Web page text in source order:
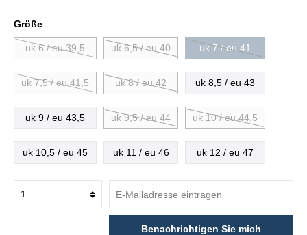
Größe
uk 6 / eu 39,5 uk 6,5 / eu 40 uk 7 / eu 41
uk 7,5 / eu 41,5 uk 8 / eu 42 uk 8,5 / eu 43
uk 9 / eu 43,5 uk 9,5 / eu 44 uk 10 / eu 44,5
uk 10,5 / eu 45 uk 11 / eu 46 uk 12 / eu 47
Benachrichtigen Sie mich